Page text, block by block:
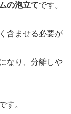
の泡立てです。
含ませる必要が
なり、分離しや
す。